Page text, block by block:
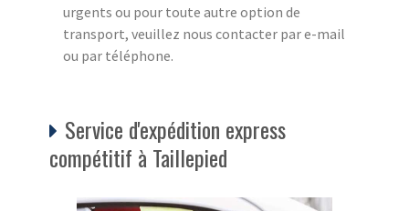
urgents ou pour toute autre option de
transport, veuillez nous contacter par e-mail
ou par téléphone.
Service d'expédition express
compétitif à Taillepied